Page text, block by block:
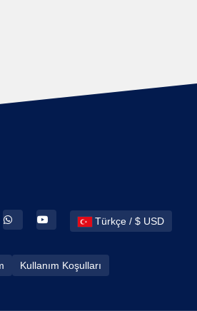
Türkçe / $ USD
Kullanım Koşulları